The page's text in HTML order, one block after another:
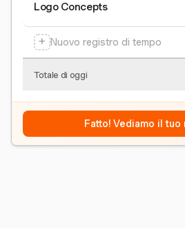
Logo Concepts
+ Nuovo registro di tempo
Totale di oggi
Fatto! Vediamo il